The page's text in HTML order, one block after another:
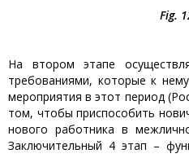
Fig.
На втором этапе
требованиями, которые к
мероприятия в этот период
том, чтобы приспособить
нового работника в
Заключительный 4 этап –